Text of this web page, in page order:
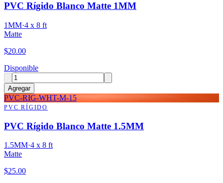
PVC Rígido Blanco Matte 1MM
1MM·4 x 8 ft
Matte
$20.00
Disponible
Agregar
PVC-RIG-WHT-M-15
PVC RÍGIDO
PVC Rígido Blanco Matte 1.5MM
1.5MM·4 x 8 ft
Matte
$25.00